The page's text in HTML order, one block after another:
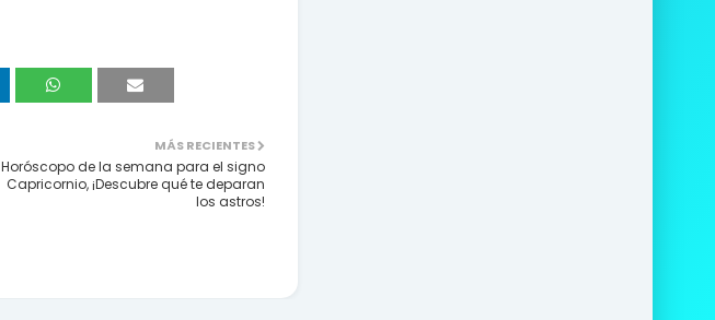
MÁS RECIENTES
Horóscopo de la semana para el signo
Capricornio, ¡Descubre qué te deparan
los astros!